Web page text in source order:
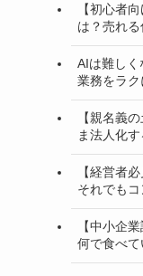
【初心者
は？売れ
AIは難し
業務をラ
【親名義
ま法人化
【経営者
それでも
【中小企
何で食べて